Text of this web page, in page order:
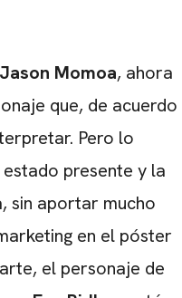
Jason Momoa, ahora
que, de acuerdo
Pero lo
presente y la
sin aportar mucho
en el póster
el personaje de